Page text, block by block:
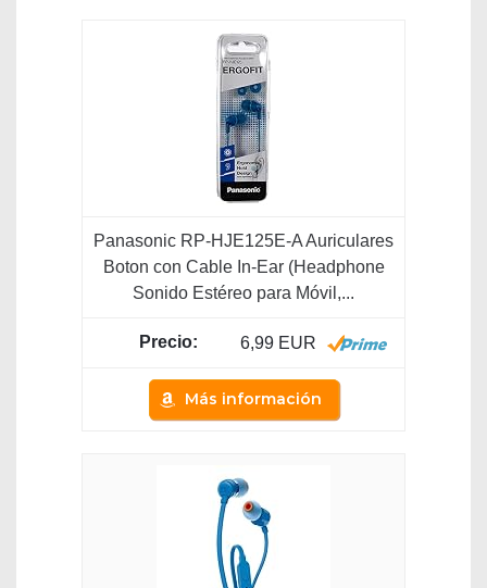
Panasonic RP-HJE125E-A Auriculares
Boton con Cable In-Ear (Headphone
Sonido Estéreo para Móvil,...
6,99 EUR
Más información